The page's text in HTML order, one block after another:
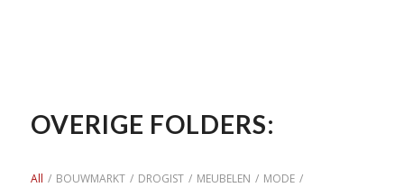
OVERIGE FOLDERS:
All / BOUWMARKT / DROGIST / MEUBELEN / MODE /